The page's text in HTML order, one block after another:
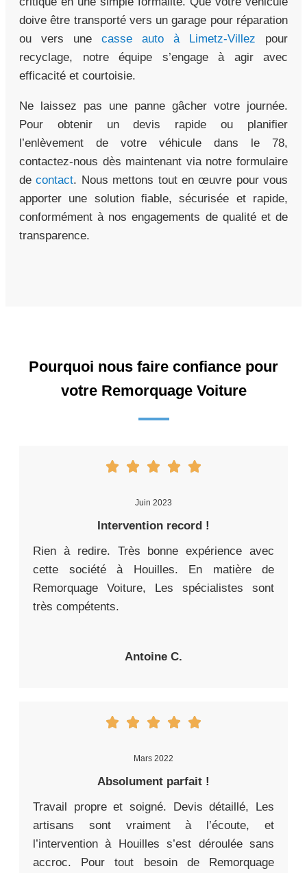
doive être transporté vers un garage pour réparation
ou vers une casse auto à Limetz-Villez pour
recyclage, notre équipe s’engage à agir avec
efficacité et courtoisie.
Ne laissez pas une panne gâcher votre journée.
Pour obtenir un devis rapide ou planifier
l’enlèvement de votre véhicule dans le 78,
contactez-nous dès maintenant via notre formulaire
decontact. Nous mettons tout en œuvre pour vous
apporter une solution fiable, sécurisée et rapide,
conformément à nos engagements de qualité et de
transparence.
Pourquoi nous faire confiance pour
votre Remorquage Voiture
Juin 2023
Intervention record !
Rien à redire. Très bonne expérience avec
cette société à Houilles. En matière de
Remorquage Voiture, Les spécialistes sont
très compétents.
Antoine C.
Mars 2022
Absolument parfait !
Travail propre et soigné. Devis détaillé, Les
artisans sont vraiment à l’écoute, et
l’intervention à Houilles s’est déroulée sans
accroc. Pour tout besoin de Remorquage